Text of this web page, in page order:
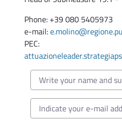
integrata con DAdG
Differimento termini
Determinazione Sezione
Sottomisura 19.2 -
concessione di
proroga per
G.A.L. Terra d’ Arneo
responsabilità limitata
1.2.2.2
Phone: +39 080 5405973
e-mail:
PEC: